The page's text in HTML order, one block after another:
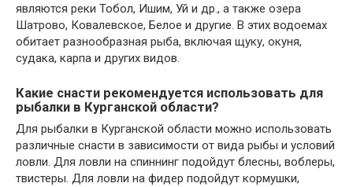
являются реки Тобол, Ишим, Уй и др., а также озера
Шатрово, Ковалевское, Белое и другие. В этих водоемах
обитает разнообразная рыба, включая щуку, окуня,
судака, карпа и других видов.
Какие снасти рекомендуется использовать для
рыбалки в Курганской области?
Для рыбалки в Курганской области можно использовать
различные снасти в зависимости от вида рыбы и условий
ловли. Для ловли на спиннинг подойдут блесны, воблеры,
твистеры. Для ловли на фидер подойдут кормушки,